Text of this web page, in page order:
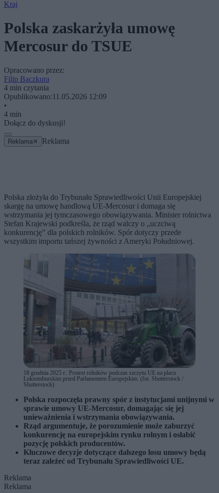
Kraj
Polska zaskarżyła umowę
Mercosur do TSUE
Opracowano przez:
Filip Baczkura
4 min czytania
Opublikowano:11.05.2026 12:09
•
4 min
Dołącz do dyskusji!
Reklama ✕ Reklama
Polska złożyła do Trybunału Sprawiedliwości Unii Europejskiej
skargę na umowę handlową UE-Mercosur i domaga się
wstrzymania jej tymczasowego obowiązywania. Minister rolnictwa
Stefan Krajewski podkreśla, że rząd walczy o „uczciwą
konkurencję” dla polskich rolników. Spór dotyczy przede
wszystkim importu tańszej żywności z Ameryki Południowej.
18 grudnia 2025 r.: Protest rolników podczas szczytu UE na placu
Luksemburskim przed Parlamentem Europejskim. (fot. Shutterstock /
Shutterstock)
Polska rozpoczęła prawny spór z instytucjami unijnymi w
sprawie umowy UE-Mercosur, domagając się jej
unieważnienia i wstrzymania obowiązywania.
Rząd argumentuje, że porozumienie może zaburzyć
konkurencję na europejskim rynku rolnym i osłabić
pozycję polskich producentów.
Kluczowe decyzje dotyczące dalszego losu umowy będą
teraz zależeć od Trybunału Sprawiedliwości UE.
Reklama
Reklama